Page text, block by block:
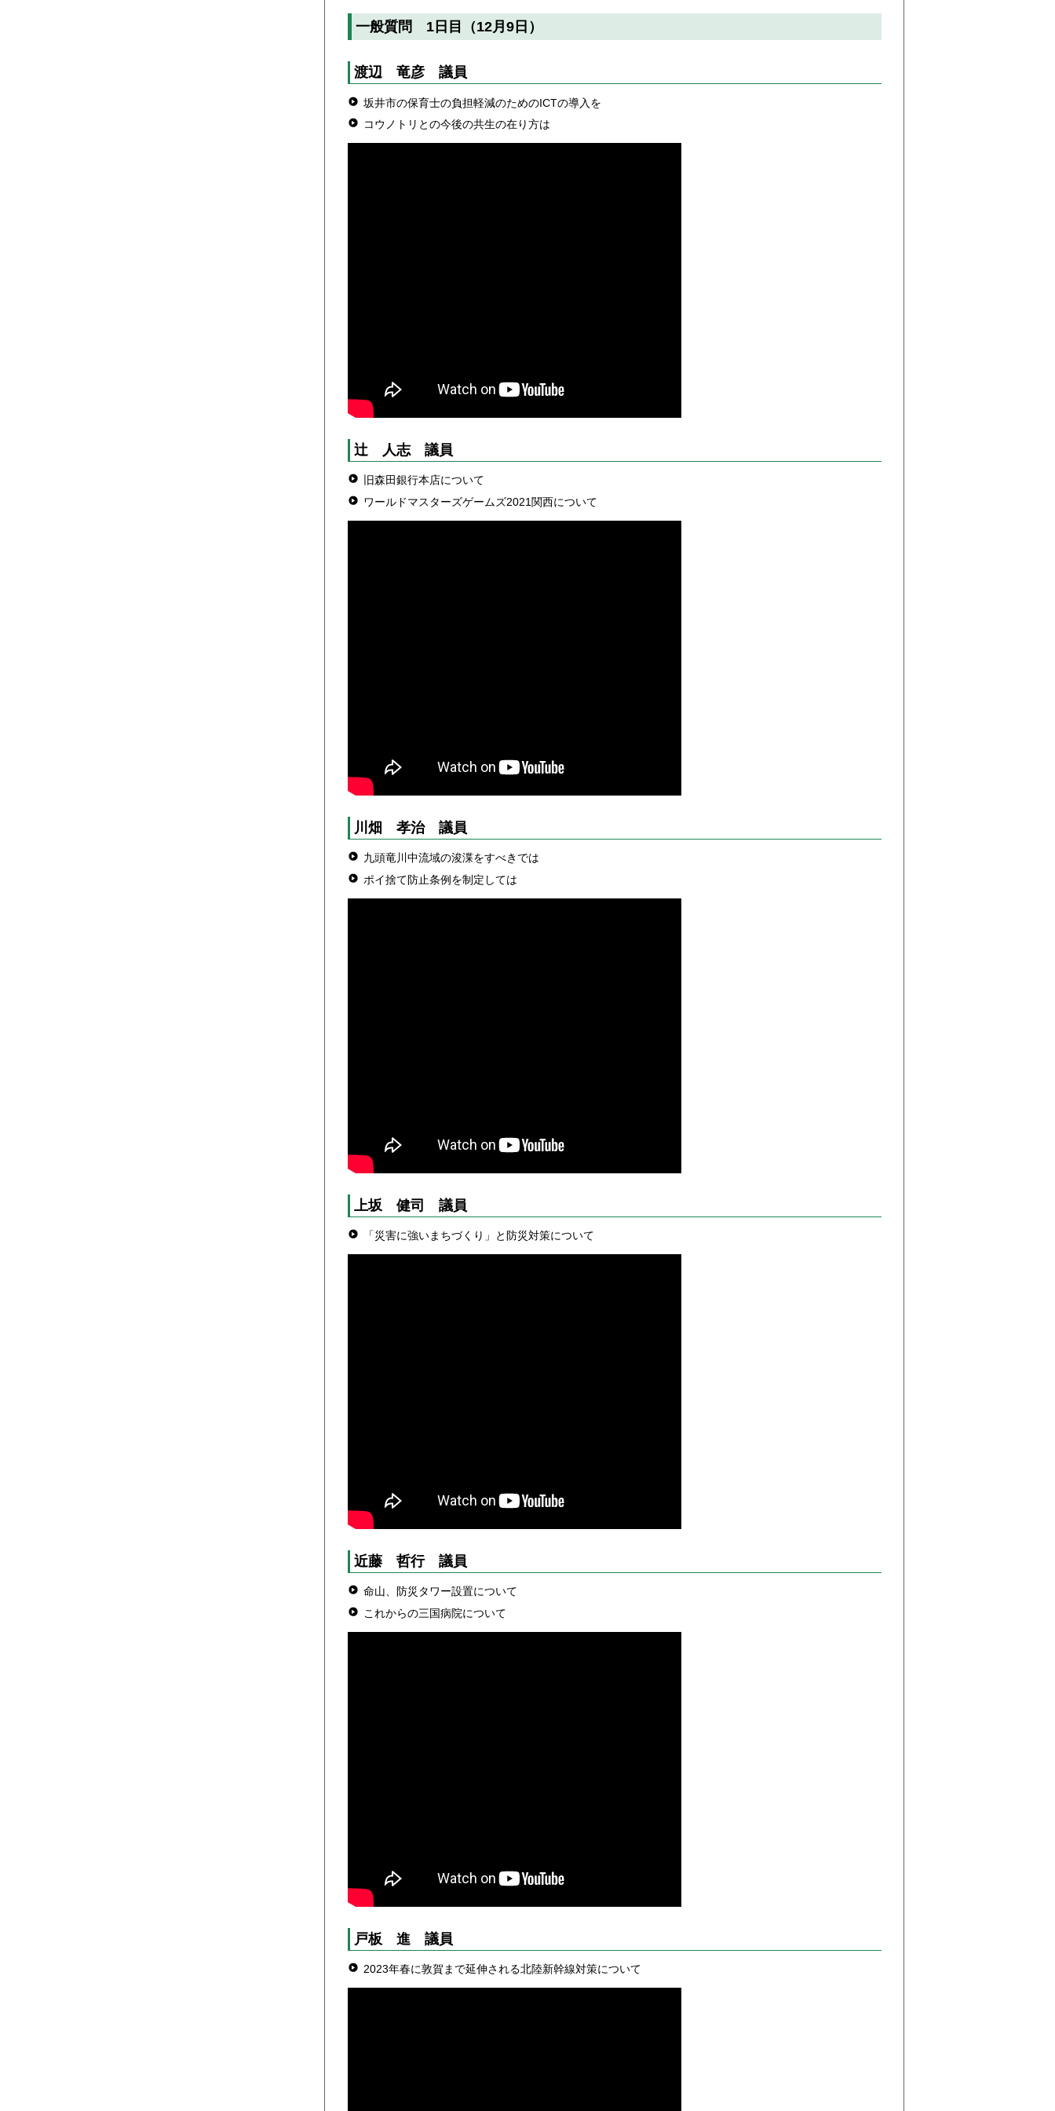
一般質問 1日目（12月9日）
渡辺 竜彦 議員
坂井市の保育士の負担軽減のためのICTの導入を
コウノトリとの今後の共生の在り方は
辻 人志 議員
旧森田銀行本店について
ワールドマスターズゲームズ2021関西について
川畑 孝治議員
九頭竜川中流域の浚渫をすべきでは
ポイ捨て防止条例を制定しては
上坂 健司 議員
「災害に強いまちづくり」と防災対策について
近藤 哲行議員
命山、防災タワー設置について
これからの三国病院について
戸板 進 議員
2023年春に敦賀まで延伸される北陸新幹線対策について